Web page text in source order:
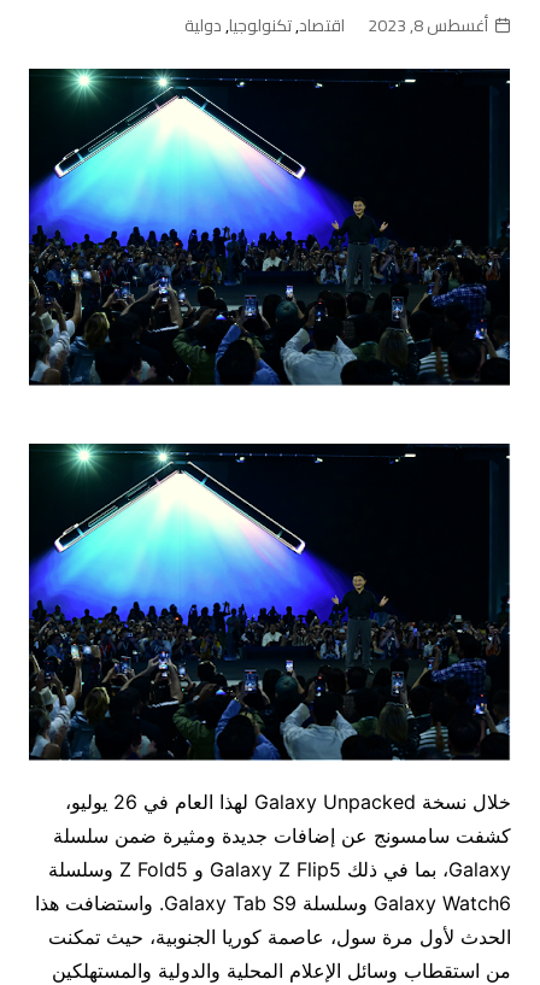
أغسطس 8, 2023 اقتصاد,تكنولوجيا,دولية
خلال نسخة Galaxy Unpacked لهذا العام في 26 يوليو،
كشفت سامسونج عن إضافات جديدة ومثيرة ضمن سلسلة
Galaxy، بما في ذلك Galaxy Z Flip5 و Z Fold5 وسلسلة
Galaxy Watch6 وسلسلة Galaxy Tab S9. واستضافت هذا
الحدث لأول مرة سول، عاصمة كوريا الجنوبية، حيث تمكنت
من استقطاب وسائل الإعلام المحلية والدولية والمستهلكين